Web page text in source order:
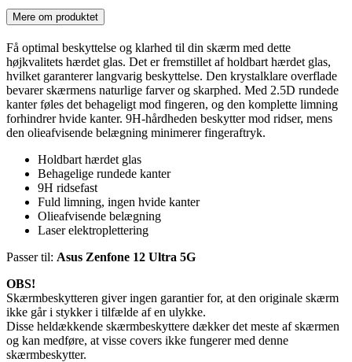
Mere om produktet
Få optimal beskyttelse og klarhed til din skærm med dette
højkvalitets hærdet glas. Det er fremstillet af holdbart hærdet glas,
hvilket garanterer langvarig beskyttelse. Den krystalklare overflade
bevarer skærmens naturlige farver og skarphed. Med 2.5D rundede
kanter føles det behageligt mod fingeren, og den komplette limning
forhindrer hvide kanter. 9H-hårdheden beskytter mod ridser, mens
den olieafvisende belægning minimerer fingeraftryk.
Holdbart hærdet glas
Behagelige rundede kanter
9H ridsefast
Fuld limning, ingen hvide kanter
Olieafvisende belægning
Laser elektroplettering
Passer til: Asus Zenfone 12 Ultra 5G
OBS!
Skærmbeskytteren giver ingen garantier for, at den originale skærm
ikke går i stykker i tilfælde af en ulykke.
Disse heldækkende skærmbeskyttere dækker det meste af skærmen
og kan medføre, at visse covers ikke fungerer med denne
skærmbeskytter.